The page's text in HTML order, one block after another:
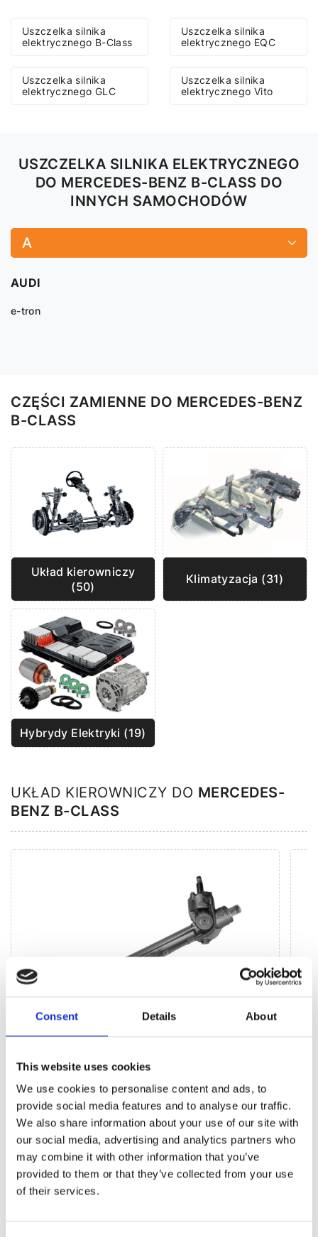
Consent Details About
This website uses cookies
We use cookies to personalise content and ads, to
provide social media features and to analyse our traffic.
We also share information about your use of our site with
our social media, advertising and analytics partners who
may combine it with other information that you’ve
provided to them or that they’ve collected from your use
of their services.
Uszczelka silnika
elektrycznego B-Class
Uszczelka silnika
elektrycznego EQC
Uszczelka silnika
elektrycznego GLC
Uszczelka silnika
elektrycznego Vito
USZCZELKA SILNIKA ELEKTRYCZNEGO
DO MERCEDES-BENZ B-CLASS DO
INNYCH SAMOCHODÓW
A
AUDI
e-tron
CZĘŚCI ZAMIENNE DO MERCEDES-BENZ
B-CLASS
Układ kierowniczy
(50)
Klimatyzacja (31)
Hybrydy Elektryki (19)
UKŁAD KIEROWNICZY DO MERCEDES-
BENZ B-CLASS
Agregaty układu kierowniczego (21)
Przekładnia kierownicza EPS (21)
(2)